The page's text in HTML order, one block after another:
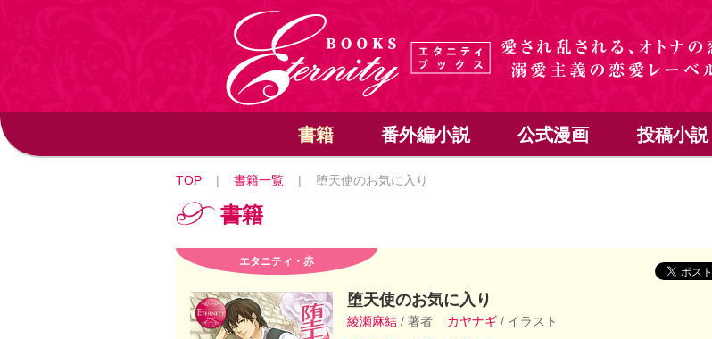
書籍 番外編小説 公式漫画 投稿小説
TOP | 書籍一覧 | 堕天使のお気に入り
書籍
エタニティ・赤
堕天使のお気に入り
綾瀬麻結 / 著者 カヤナギ / イラスト